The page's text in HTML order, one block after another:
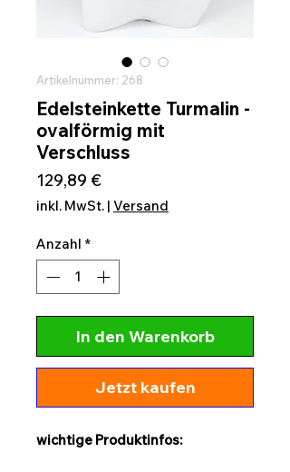
Artikelnummer: 268
Edelsteinkette Turmalin -
ovalförmig mit
Verschluss
129,89 €Preis
inkl. MwSt. | Versand
Anzahl *
In den Warenkorb
Jetzt kaufen
wichtige Produktinfos: